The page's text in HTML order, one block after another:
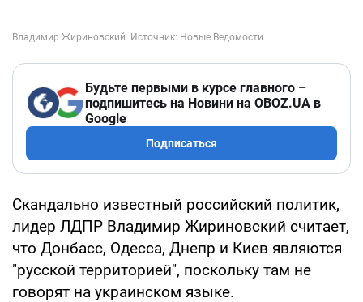
Будьте первыми в курсе главного –
подпишитесь на Новини на OBOZ.UA в
Google
Подписаться
Скандально известный российский политик,
лидер ЛДПР Владимир Жириновский считает,
что Донбасс, Одесса, Днепр и Киев являются
"русской территорией", поскольку там не
говорят на украинском языке.